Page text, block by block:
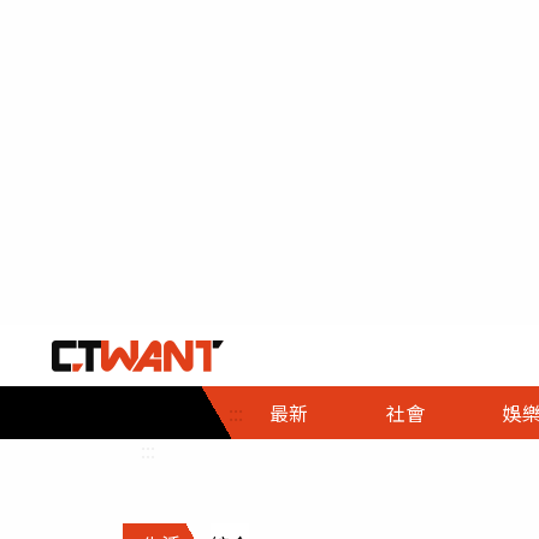
::: 最新 社會
社會首頁
時事
調查
娛樂
娛樂首頁
即時
財經首頁
熱線
政